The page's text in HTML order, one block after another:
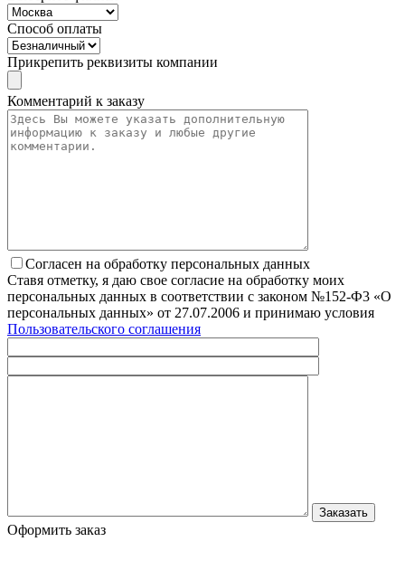
Способ оплаты
Прикрепить реквизиты компании
Комментарий к заказу
Согласен на обработку персональных данных
Ставя отметку, я даю свое согласие на обработку моих
персональных данных в соответствии с законом №152-Ф3 «О
персональных данных» от 27.07.2006 и принимаю условия
Пользовательского соглашения
Оформить заказ